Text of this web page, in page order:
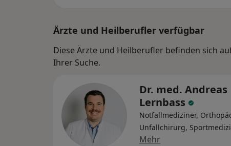
Ärzte und Heilberufler verfügbar
Diese Ärzte und Heilberufler befinden sich
Ihrer Suche.
Dr. med. Andreas
Lernbass
Notfallmediziner,
Unfallchirurg,
Mehr